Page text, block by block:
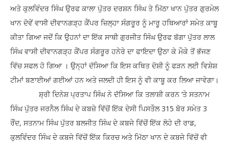
ਅਤੇ ਕੁਲਵਿੰਦਰ ਸਿੰਘ ਉਰਫ ਕਾਲਾ ਪੁੱਤਰ ਦਰਸ਼ਨ ਸਿੰਘ ਤੇ ਮਿੱਠਾ ਖਾਨ ਪੁੱਤਰ ਗੁਰਮੇਲ
ਖਾਨ ਦੋਵੇਂ ਵਾਸੀ ਦੀਵਾਨਗੜ੍ਹ ਕੈਂਪਰ ਜ਼ਿਲ੍ਹਾ ਸੰਗਰੂਰ ਨੂੰ ਮਾਰੂ ਹਥਿਆਰਾਂ ਸਮੇਤ ਕਾਬੂ
ਕੀਤਾ ਗਿਆ ਜਦੋਂ ਕਿ ਉਹਨਾਂ ਦਾ ਇੱਕ ਸਾਥੀ ਗੁਰਜੀਤ ਸਿੰਘ ਉਰਫ ਬੱਗਾ ਪੁੱਤਰ ਲਾਲ
ਸਿੰਘ ਵਾਸੀ ਦੀਵਾਨਗੜ੍ਹ ਕੈਂਪਰ ਸੰਗਰੂਰ ਹਨੇਰੇ ਦਾ ਫਾਇਦਾ ਉਠਾ ਕੇ ਮੌਕੇ ਤੋਂ ਭੱਜਣ
ਵਿੱਚ ਸਫਲ ਹੋ ਗਿਆ । ਉਨ੍ਹਾਂ ਦੱਸਿਆ ਕਿ ਇਸ ਕਥਿਤ ਦੋਸ਼ੀ ਨੂੰ ਫੜਨ ਲਈ ਵਿਸ਼ੇਸ਼
ਟੀਮਾਂ ਬਣਾਈਆਂ ਗਈਆਂ ਹਨ ਅਤੇ ਜਲਦੀ ਹੀ ਇਸ ਨੂੰ ਵੀ ਕਾਬੂ ਕਰ ਲਿਆ ਜਾਵੇਗਾ।
ਸ਼੍ਰੀ ਦਿਨੇਸ਼ ਪ੍ਰਤਾਪ ਸਿੰਘ ਨੇ ਦੱਸਿਆ ਕਿ ਤਲਾਸ਼ੀ ਕਰਨ ‘ਤੇ ਸਤਨਾਮ
ਸਿੰਘ ਪੁੱਤਰ ਜਰਨੈਲ ਸਿੰਘ ਦੇ ਕਬਜ਼ੇ ਵਿੱਚੋਂ ਇੱਕ ਦੇਸੀ ਪਿਸਤੌਲ 315 ਬੋਰ ਸਮੇਤ 3
ਰੌਂਦ, ਸਤਨਾਮ ਸਿੰਘ ਪੁੱਤਰ ਬਲਜੀਤ ਸਿੰਘ ਦੇ ਕਬਜੇ ਵਿੱਚੋਂ ਇੱਕ ਲੋਹੇ ਦੀ ਰਾਡ,
ਕੁਲਵਿੰਦਰ ਸਿੰਘ ਦੇ ਕਬਜੇ ਵਿੱਚੋਂ ਇੱਕ ਕਿਰਚ ਅਤੇ ਮਿੱਠਾ ਖਾਨ ਦੇ ਕਬਜੇ ਵਿੱਚੋਂ ਵੀ